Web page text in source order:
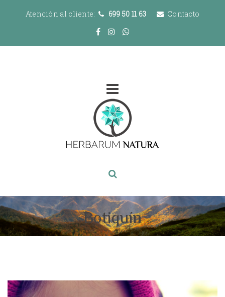
Atención al cliente: 699 50 11 63 Contacto
Botiquín